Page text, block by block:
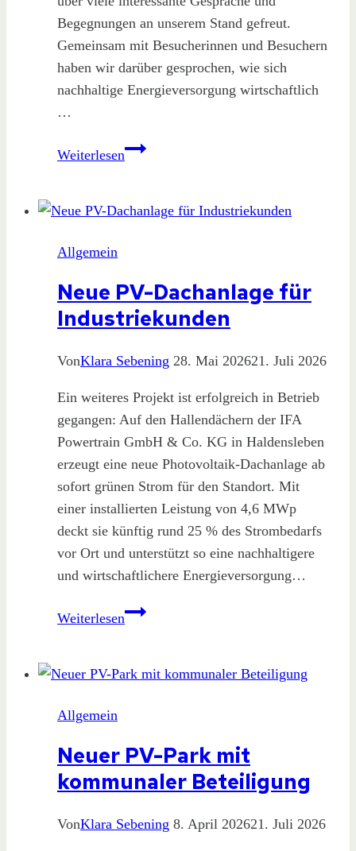
Begegnungen an unserem Stand gefreut.
Gemeinsam mit Besucherinnen und Besuchern
haben wir darüber gesprochen, wie sich
nachhaltige Energieversorgung wirtschaftlich
…
WeiterlesenGrüße
REA26
Allgemein
Neue PV-Dachanlage für
Industriekunden
VonKlara Sebening 28. Mai 202621. Juli 2026
Ein weiteres Projekt ist erfolgreich in Betrieb
gegangen: Auf den Hallendächern der IFA
Powertrain GmbH & Co. KG in Haldensleben
erzeugt eine neue Photovoltaik-Dachanlage ab
sofort grünen Strom für den Standort. Mit
einer installierten Leistung von 4,6 MWp
deckt sie künftig rund 25 % des Strombedarfs
vor Ort und unterstützt so eine nachhaltigere
und wirtschaftlichere Energieversorgung…
WeiterlesenNeue
für
Allgemein
Neuer PV-Park mit
kommunaler Beteiligung
VonKlara Sebening 8. April 202621. Juli 2026